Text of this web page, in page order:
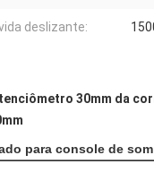
deslizante:
30mm da
para console de